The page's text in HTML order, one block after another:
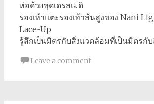
ห่อด้วยชุดเดรสเมดิ
รองเท้าแตะรองเท้าส้นสูงของ Nani
Lace-Up
รู้สึกเป็นมิตรกับสิ่งแวดล้อมที่เป็นมิตรกั
Leave a comment